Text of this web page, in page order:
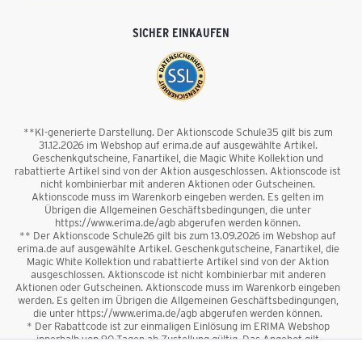
SICHER EINKAUFEN
**KI-generierte Darstellung. Der Aktionscode Schule35 gilt bis zum
31.12.2026 im Webshop auf erima.de auf ausgewählte Artikel.
Geschenkgutscheine, Fanartikel, die Magic White Kollektion und
rabattierte Artikel sind von der Aktion ausgeschlossen. Aktionscode ist
nicht kombinierbar mit anderen Aktionen oder Gutscheinen.
Aktionscode muss im Warenkorb eingeben werden. Es gelten im
Übrigen die Allgemeinen Geschäftsbedingungen, die unter
https://www.erima.de/agb abgerufen werden können.
** Der Aktionscode Schule26 gilt bis zum 13.09.2026 im Webshop auf
erima.de auf ausgewählte Artikel. Geschenkgutscheine, Fanartikel, die
Magic White Kollektion und rabattierte Artikel sind von der Aktion
ausgeschlossen. Aktionscode ist nicht kombinierbar mit anderen
Aktionen oder Gutscheinen. Aktionscode muss im Warenkorb eingeben
werden. Es gelten im Übrigen die Allgemeinen Geschäftsbedingungen,
die unter https://www.erima.de/agb abgerufen werden können.
* Der Rabattcode ist zur einmaligen Einlösung im ERIMA Webshop
innerhalb von 90 Tagen ab Zustellung gültig. Das Angebot gilt